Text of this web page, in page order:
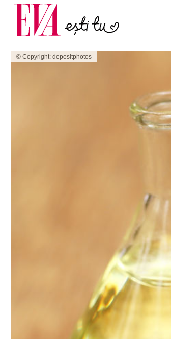
© Copyright: depositphotos
Carieră
Actualitate
pe